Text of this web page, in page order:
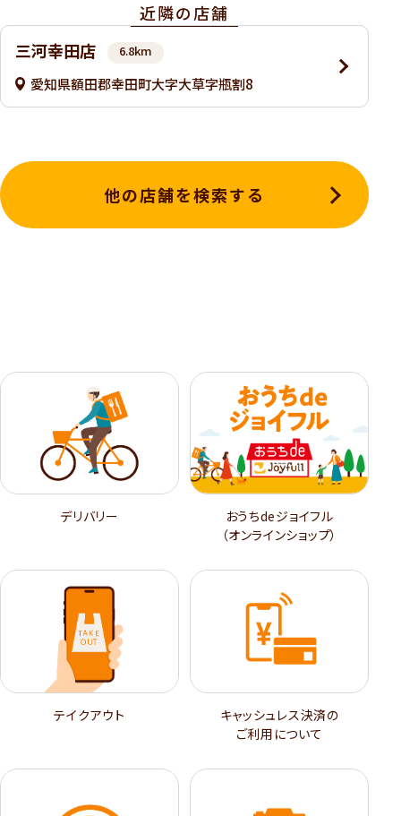
近隣の店舗
三河幸田店
6.8km
愛知県額田郡幸田町大字大草字瓶割8
他の店舗を検索する
デリバリー
おうちdeジョイフル
（オンラインショップ）
テイクアウト
キャッシュレス決済の
ご利用について